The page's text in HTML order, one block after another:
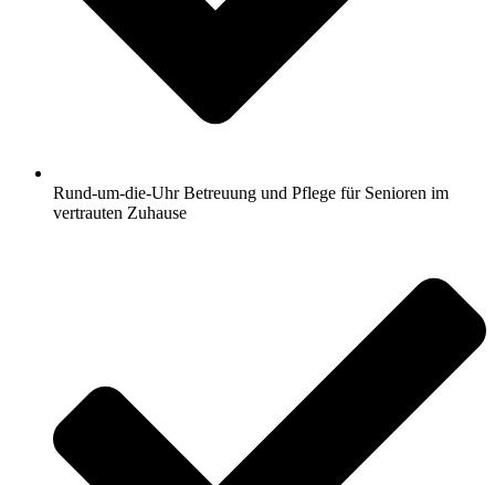
Rund-um-die-Uhr Betreuung und Pflege für Senioren im
vertrauten Zuhause